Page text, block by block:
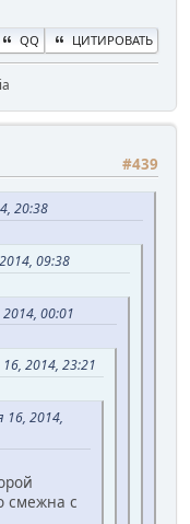
QQ ЦИТИРОВАТЬ
#439
20:38
09:38
00:01
2014, 23:21
2014,
смежна с